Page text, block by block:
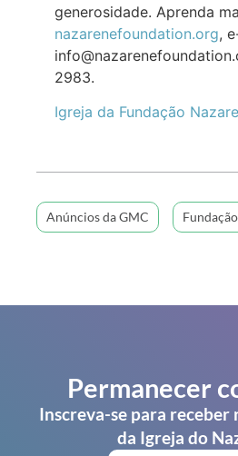
generosidade. Aprenda
nazarenefoundation.org,
2983.
Igreja da Fundação
Anúncios da GMC
Permanecer
Inscreva-se para receber
da Igreja do